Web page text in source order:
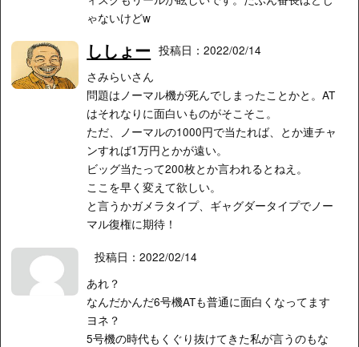
ゃないけどw
ししょー 投稿日：2022/02/14
さみらいさん
問題はノーマル機が死んでしまったことかと。AT
はそれなりに面白いものがそこそこ。
ただ、ノーマルの1000円で当たれば、とか連チャ
ンすれば1万円とかが遠い。
ビッグ当たって200枚とか言われるとねえ。
ここを早く変えて欲しい。
と言うかガメラタイプ、ギャグダータイプでノー
マル復権に期待！
投稿日：2022/02/14
あれ？
なんだかんだ6号機ATも普通に面白くなってます
ヨネ？
5号機の時代もくぐり抜けてきた私が言うのもな